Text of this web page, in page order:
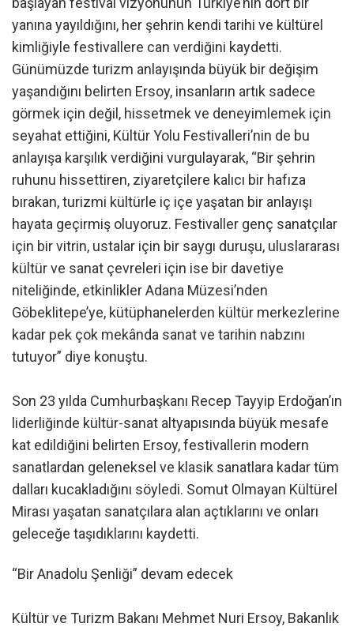
yanına yayıldığını, her şehrin kendi tarihi ve kültürel
kimliğiyle festivallere can verdiğini kaydetti.
Günümüzde turizm anlayışında büyük bir değişim
yaşandığını belirten Ersoy, insanların artık sadece
görmek için değil, hissetmek ve deneyimlemek için
seyahat ettiğini, Kültür Yolu Festivalleri’nin de bu
anlayışa karşılık verdiğini vurgulayarak, “Bir şehrin
ruhunu hissettiren, ziyaretçilere kalıcı bir hafıza
bırakan, turizmi kültürle iç içe yaşatan bir anlayışı
hayata geçirmiş oluyoruz. Festivaller genç sanatçılar
için bir vitrin, ustalar için bir saygı duruşu, uluslararası
kültür ve sanat çevreleri için ise bir davetiye
niteliğinde, etkinlikler Adana Müzesi’nden
Göbeklitepe’ye, kütüphanelerden kültür merkezlerine
kadar pek çok mekânda sanat ve tarihin nabzını
tutuyor” diye konuştu.
Son 23 yılda Cumhurbaşkanı Recep Tayyip Erdoğan’ın
liderliğinde kültür-sanat altyapısında büyük mesafe
kat edildiğini belirten Ersoy, festivallerin modern
sanatlardan geleneksel ve klasik sanatlara kadar tüm
dalları kucakladığını söyledi. Somut Olmayan Kültürel
Mirası yaşatan sanatçılara alan açtıklarını ve onları
geleceğe taşıdıklarını kaydetti.
“Bir Anadolu Şenliği” devam edecek
Kültür ve Turizm Bakanı Mehmet Nuri Ersoy, Bakanlık